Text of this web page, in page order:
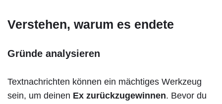
Verstehen, warum es endete
Gründe analysieren
Textnachrichten können ein mächtiges Werkzeug
sein, um deinen Ex zurückzugewinnen. Bevor du